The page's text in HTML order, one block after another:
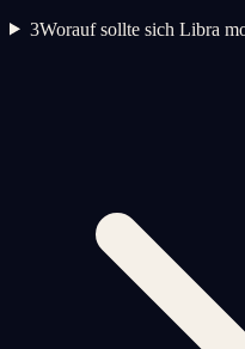
3Worauf sollte sich Libra